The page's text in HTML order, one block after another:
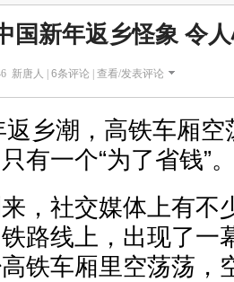
国新年返乡怪象 令
新唐人 | 6条评论 | 查看/发表评论
乡潮，高铁车厢
有一个“为了省钱”
，社交媒体上有不
路线上，出现了一
铁车厢里空荡荡，